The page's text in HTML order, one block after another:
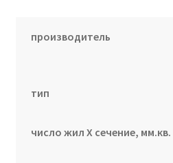
производитель
тип
число жил Х сечение, мм.кв.